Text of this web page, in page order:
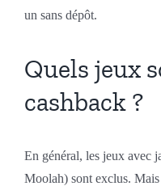
un sans dépôt.
Quels jeux
cashback ?
En général, les jeux avec
Moolah) sont exclus. Mais